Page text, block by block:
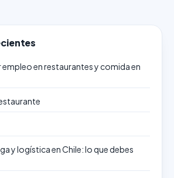
en restaurantes y comida en
y logística en Chile: lo que debes